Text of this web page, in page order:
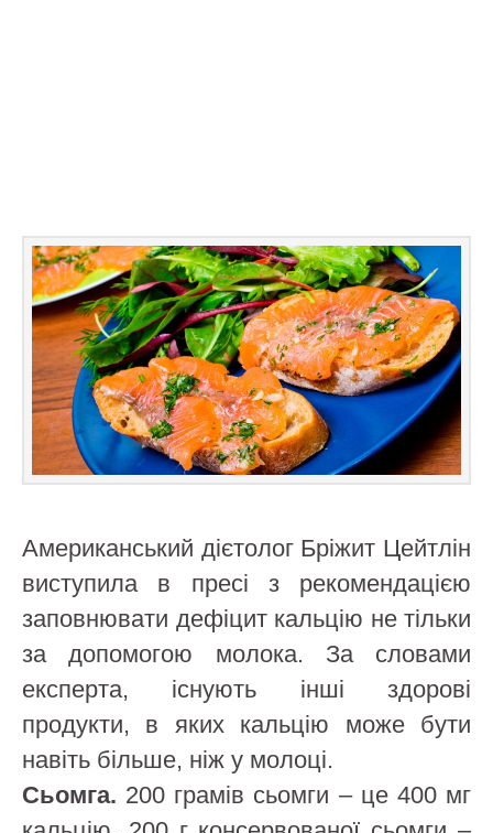
Американський дієтолог Бріжит Цейтлін
виступила в пресі з рекомендацією
заповнювати дефіцит кальцію не тільки
за допомогою молока. За словами
експерта, існують інші здорові
продукти, в яких кальцію може бути
навіть більше, ніж у молоці.
Сьомга. 200 грамів сьомги – це 400 мг